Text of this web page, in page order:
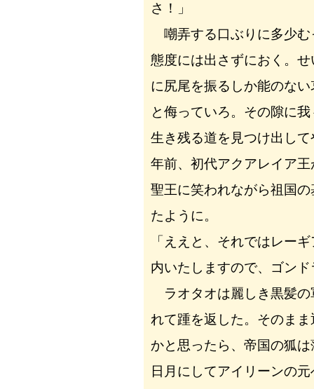
さ！」
嘲弄する口ぶりに多少む
態度には出さずにおく。
に尻尾を振るしか能のな
と侮っていろ。その隙に
生き残る道を見つけ出し
年前、初代アクアレイア
聖王に笑われながら祖国
たように。
「ええと、それではレー
内いたしますので、ゴンド
ラオタオは麗しき黒髪の
れて踵を返した。そのま
かと思ったら、帝国の狐
日月にしてアイリーンの